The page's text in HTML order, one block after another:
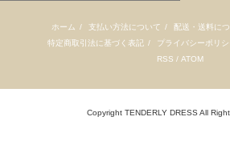
ホーム / 支払い方法について / 配送・送料に
特定商取引法に基づく表記 / プライバシーポリシ
RSS / ATOM
Copyright TENDERLY DRESS All